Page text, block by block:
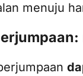
menuju